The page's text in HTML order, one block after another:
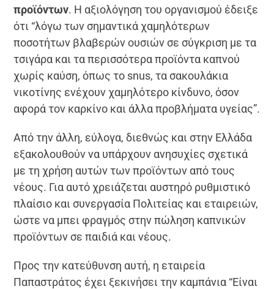
προϊόντων. Η αξιολόγηση του οργανισμού έδειξε
ότι “λόγω των σημαντικά χαμηλότερων
ποσοτήτων βλαβερών ουσιών σε σύγκριση με τα
τσιγάρα και τα περισσότερα προϊόντα καπνού
χωρίς καύση, όπως το snus, τα σακουλάκια
νικοτίνης ενέχουν χαμηλότερο κίνδυνο, όσον
αφορά τον καρκίνο και άλλα προβλήματα υγείας”.
Από την άλλη, εύλογα, διεθνώς και στην Ελλάδα
εξακολουθούν να υπάρχουν ανησυχίες σχετικά
με τη χρήση αυτών των προϊόντων από τους
νέους. Για αυτό χρειάζεται αυστηρό ρυθμιστικό
πλαίσιο και συνεργασία Πολιτείας και εταιρειών,
ώστε να μπει φραγμός στην πώληση καπνικών
προϊόντων σε παιδιά και νέους.
Προς την κατεύθυνση αυτή, η εταιρεία
Παπαστράτος έχει ξεκινήσει την καμπάνια “Είναι